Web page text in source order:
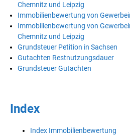
Chemnitz und Leipzig
Immobilienbewertung von
Immobilienbewertung von
Chemnitz und Leipzig
Grundsteuer Petition in Sachsen
Gutachten Restnutzungsdauer
Grundsteuer Gutachten
Index
Index Immobilienbewertung